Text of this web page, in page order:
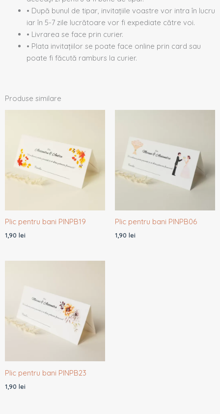
• După bunul de tipar, invitațiile voastre vor intra în lucru
iar în 5-7 zile lucrătoare vor fi expediate către voi.
• Livrarea se face prin curier.
• Plata invitațiilor se poate face online prin card sau
poate fi făcută ramburs la curier.
Produse similare
Plic pentru bani PINPB19
1,90 lei
Plic pentru bani PINPB06
1,90 lei
Plic pentru bani PINPB23
1,90 lei